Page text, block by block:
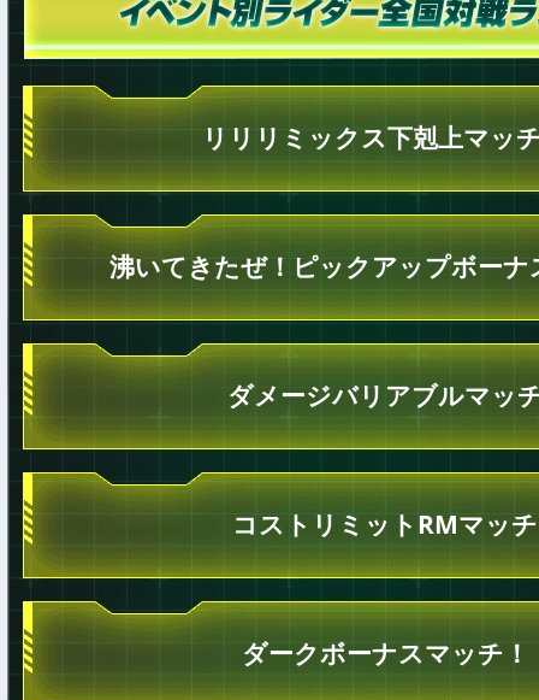
リリリミックス下剋上マッ
沸いてきたぜ！ピックアップボーナ
ダメージバリアブルマッ
コストリミットRMマッチ
ダークボーナスマッチ！